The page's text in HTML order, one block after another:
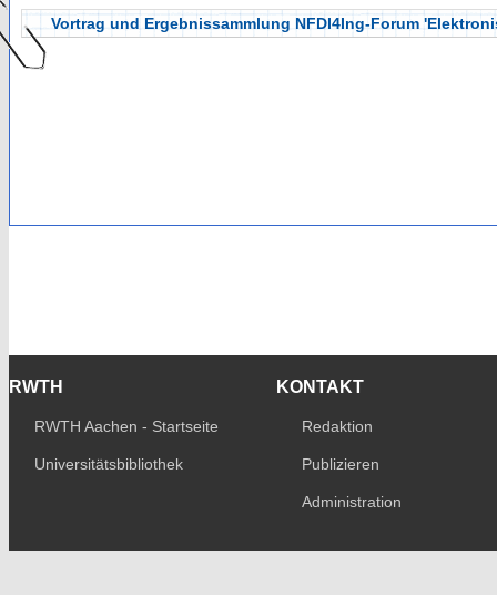
Vortrag und Ergebnissammlung NFDI4Ing-Forum
RWTH
RWTH Aachen - Startseite
Universitätsbibliothek
KONTAKT
Redaktion
Publizieren
Administration